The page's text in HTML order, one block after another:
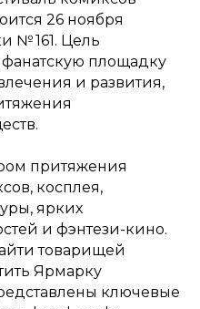
26 ноября
№ 161. Цель
площадку
и развития,
притяжения
косплея,
ярких
и фэнтези-кино.
товарищей
Ярмарку
ключевые